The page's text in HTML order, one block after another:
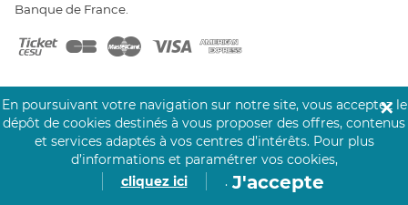
Banque de France.
NOS PARTENAIRES
Click&Care est soutenu par les Groupes
Caisse des Dépôts et MAIF.
En poursuivant votre navigation sur notre site, vous acceptez le
dépôt de cookies destinés à vous proposer des offres, contenus
et services adaptés à vos centres d’intérêts. Pour plus
d’informations et paramétrer vos cookies,
cliquez ici
. J'accepte
✕